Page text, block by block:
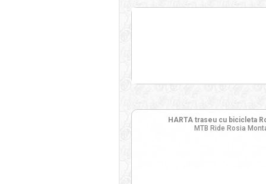
HARTA traseu cu bicicleta
MTB Ride Rosia